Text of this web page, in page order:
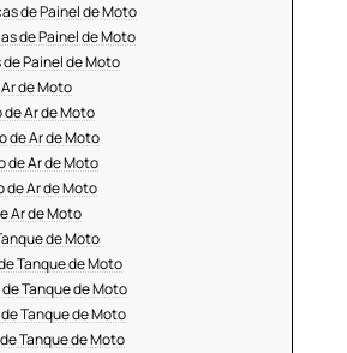
de Painel de Moto
de Painel de Moto
Painel de Moto
de Moto
Ar de Moto
de Ar de Moto
de Ar de Moto
Ar de Moto
Ar de Moto
de Moto
Tanque de Moto
Tanque de Moto
Tanque de Moto
Tanque de Moto